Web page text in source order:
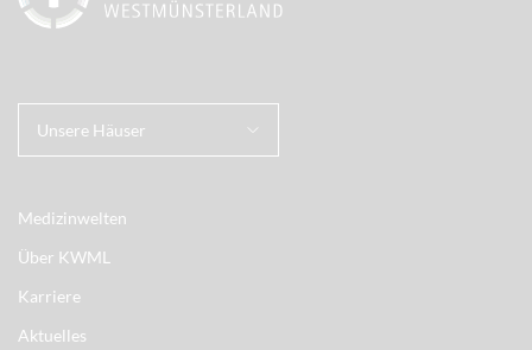
Unsere Häuser
Medizinwelten
Über KWML
Karriere
Aktuelles